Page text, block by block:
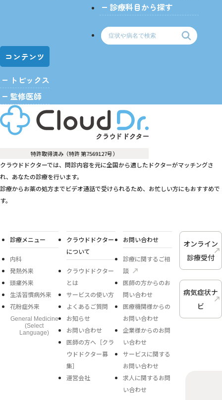
診療科目から探す
コンテンツ
トピックス
監修医師
特許取得済み（特許 第7569127号）
クラウドドクターでは、問診内容を元に全国から適したドクターがマッチングさ
れ、あなたの診療を行います。
診療からお薬の処方までビデオ通話で受けられるため、お忙しい方にもおすすめで
す。
診療メニュー
内科
発熱外来
頭痛外来
生活習慣病外来
花粉症外来
General Medicine
(Select
Language)
クラウドドクター
について
クラウドドクター
とは
サービスの使い方
よくあるご質問
お知らせ
お問い合わせ
医師の方へ［クラ
ウドドクター募
集］
運営会社
お問い合わせ
診療に関するご相
談
医師の方からのお
問い合わせ
医療機関様からの
お問い合わせ
企業様からのお問
い合わせ
サービスに関する
お問い合わせ
求人に関するお問
い合わせ
オンライン
診療受付
病気症状ナ
ビ